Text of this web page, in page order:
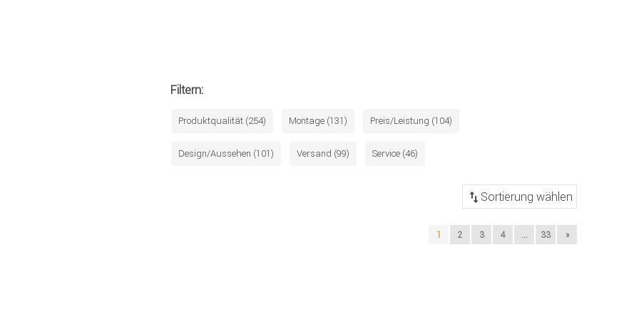
Filtern:
Produktqualität (254) Montage (131) Preis/Leistung (104)
Design/Aussehen (101) Versand (99) Service (46)
1 2 3 4 ... 33 »